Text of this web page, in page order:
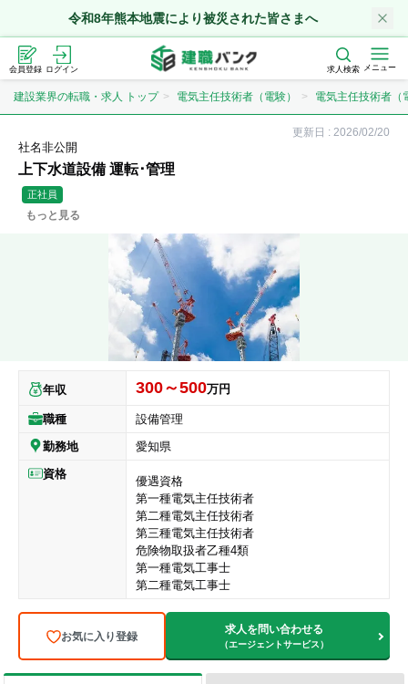
令和8年熊本地震により被災された皆さまへ
会員登録 ログイン 求人検索 メニュー
建設業界の転職・求人 トップ 電気主任技術者（電験） 電気主任技術者（
更新日 : 2026/02/20
社名非公開
上下水道設備 運転･管理
正社員
もっと見る
年収 300～500万円
職種
設備管理
勤務地
愛知県
資格
優遇資格
第一種電気主任技術者
第二種電気主任技術者
第三種電気主任技術者
危険物取扱者乙種4類
第一種電気工事士
第二種電気工事士
お気に入り登録
求人を問い合わせる
（エージェントサービス）